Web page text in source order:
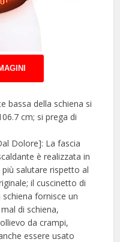
bassa della schiena si
cm; si prega di
Dolore]: La fascia
è realizzata in
salutare rispetto al
il cuscinetto di
fornisce un
di schiena,
da crampi,
essere usato